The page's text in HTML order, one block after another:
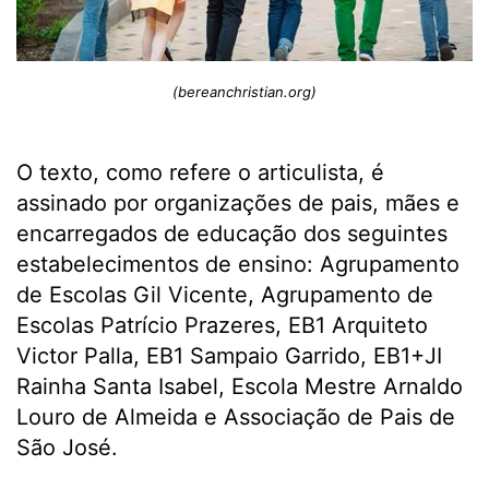
(bereanchristian.org)
O texto, como refere o articulista, é
assinado por organizações de pais, mães e
encarregados de educação dos seguintes
estabelecimentos de ensino: Agrupamento
de Escolas Gil Vicente, Agrupamento de
Escolas Patrício Prazeres, EB1 Arquiteto
Victor Palla, EB1 Sampaio Garrido, EB1+JI
Rainha Santa Isabel, Escola Mestre Arnaldo
Louro de Almeida e Associação de Pais de
São José.